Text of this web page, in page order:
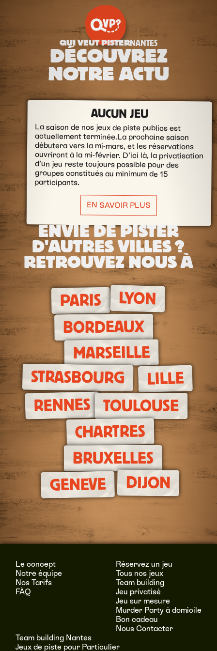
QUI VEUT PISTERNANTES
DÉCOUVREZ
NOTRE ACTU
AUCUN JEU
La saison de nos jeux de piste publics est
actuellement terminée.La prochaine saison
débutera vers la mi-mars, et les réservations
ouvriront à la mi-février. D’ici là, la privatisation
d’un jeu reste toujours possible pour des
groupes constitués au minimum de 15
participants.
EN SAVOIR PLUS
ENVIE DE PISTER
D'AUTRES VILLES ?
RETROUVEZ NOUS À
PARIS LYON
BORDEAUX
MARSEILLE
STRASBOURG LILLE
RENNES TOULOUSE
CHARTRES
BRUXELLES
GENEVE DIJON
Le concept
Notre équipe
Nos Tarifs
FÀQ
Réservez un jeu
Tous nos jeux
Team building
Jeu privatisé
Jeu sur mesure
Murder Party à domicile
Bon cadeau
Nous Contacter
Team building Nantes
Jeux de piste pour Particulier